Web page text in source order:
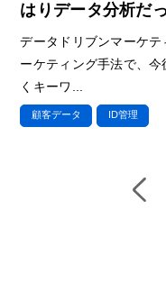
はりデータ分析だ
データドリブンマーケ
ーケティング手法で、
くキーワ...
顧客データ ID管理